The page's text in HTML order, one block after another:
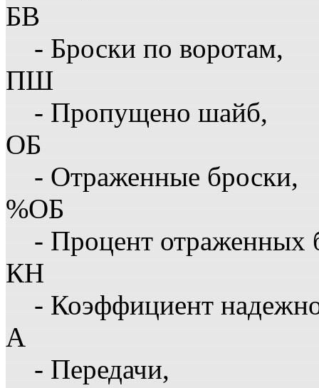
БВ
- Броски по воротам,
ПШ
- Пропущено шайб,
ОБ
- Отраженные броски,
%ОБ
- Процент отраженных
КН
- Коэффициент
А
- Передачи,